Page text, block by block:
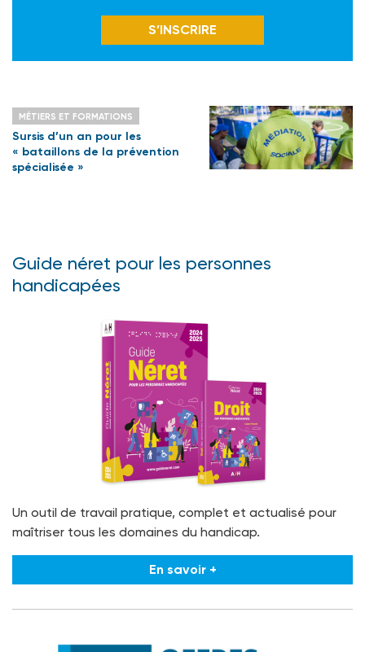
S’INSCRIRE
MÉTIERS ET FORMATIONS
Sursis d’un an pour les
« bataillons de la prévention
spécialisée »
Guide néret pour les personnes
handicapées
Un outil de travail pratique, complet et actualisé pour
maîtriser tous les domaines du handicap.
En savoir +